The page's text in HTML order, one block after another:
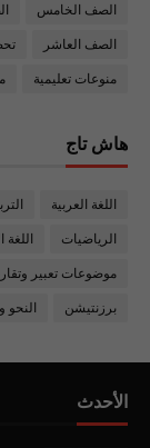
الصف الخامس
الصف العاشر
منوعات تعليمية
هاش تاج
اللغة العربية
الرياضيات اللغة
موضوعات تعبير
برزنتيشن النحو
الأحدث